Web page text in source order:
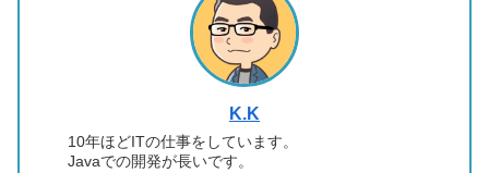
K.K
10年ほどITの仕事をしています。
Javaでの開発が長いです。